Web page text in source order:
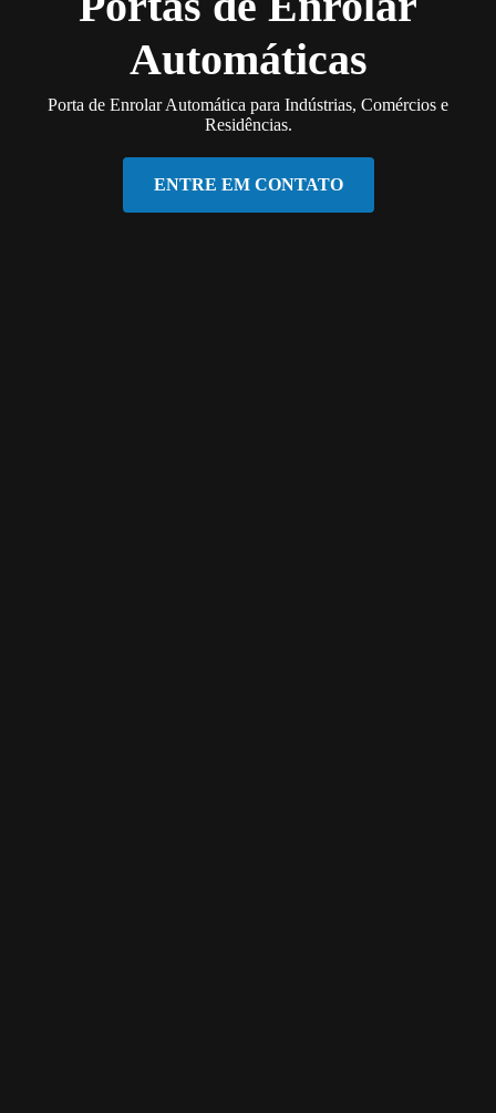
Automáticas
Porta de Enrolar Automática para Indústrias, Comércios e
Residências.
ENTRE EM CONTATO